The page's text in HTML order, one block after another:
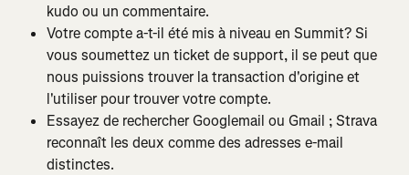
kudo ou un commentaire.
Votre compte a-t-il été mis à niveau en Summit? Si
vous soumettez un ticket de support, il se peut que
nous puissions trouver la transaction d'origine et
l'utiliser pour trouver votre compte.
Essayez de rechercher Googlemail ou Gmail ; Strava
reconnaît les deux comme des adresses e-mail
distinctes.